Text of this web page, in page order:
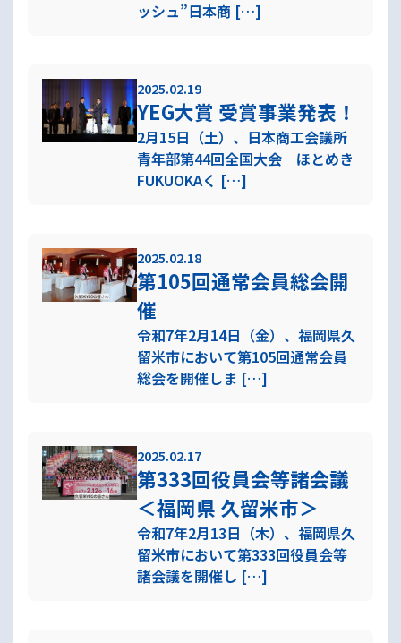
ッシュ”日本商 […]
2025.02.19
YEG大賞 受賞事業発表！
2月15日（土）、日本商工会議所
青年部第44回全国大会 ほとめき
FUKUOKAく […]
2025.02.18
第105回通常会員総会開
催
令和7年2月14日（金）、福岡県久
留米市において第105回通常会員
総会を開催しま […]
2025.02.17
第333回役員会等諸会議
＜福岡県 久留米市＞
令和7年2月13日（木）、福岡県久
留米市において第333回役員会等
諸会議を開催し […]